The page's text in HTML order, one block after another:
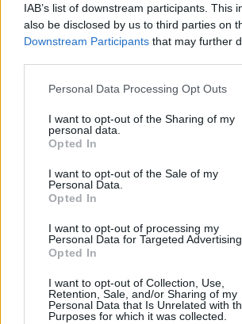
IAB’s list of downstream participants. This
also be disclosed by us to third parties on
Downstream Participants that may further
Please note that this website/app uses one
not limited to your visit or usage behaviour.
grant or deny consent to Google and its
use your data for below specified purposes
consent section.
Personal Data Processing Opt Outs
I want to opt-out of the Sharing of my
personal data.
Opted In
I want to opt-out of the Sale of my
Personal Data.
Opted In
I want to opt-out of processing my
Personal Data for Targeted Advertising.
Opted In
I want to opt-out of Collection, Use,
Retention, Sale, and/or Sharing of my
Personal Data that Is Unrelated with
Purposes for which it was collected.
is
loading.
This
window.
The media could not be loaded,
the server or network failed or
„Továbbra is emelt fővel kell
dolog akadályozott meg minket
maximumot hozzuk ki az
Sainz balesete miatt, Leclerc
messze volt a tökéletestől.”